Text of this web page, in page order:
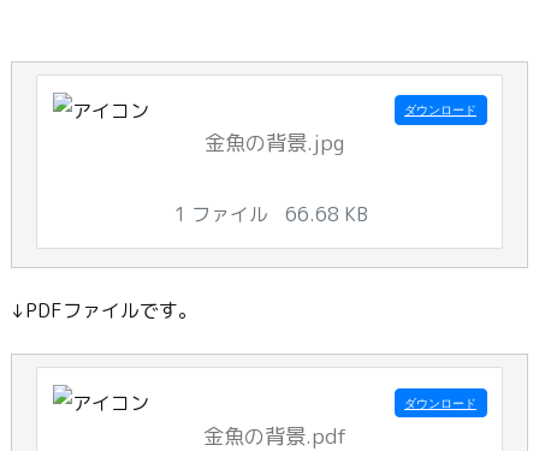
金魚の背景.jpg
1 ファイル 66.68 KB
ダウンロード
↓PDFファイルです。
金魚の背景.pdf
ダウンロード